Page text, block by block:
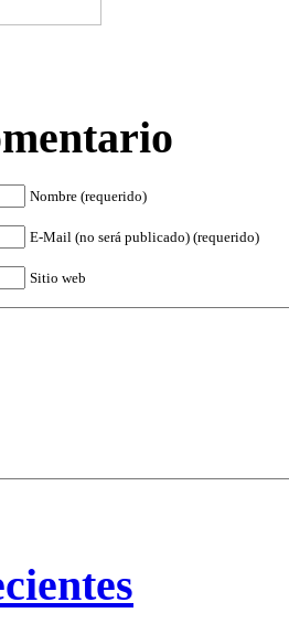
Nombre (requerido)
E-Mail (no será publicado) (requerido)
Sitio web